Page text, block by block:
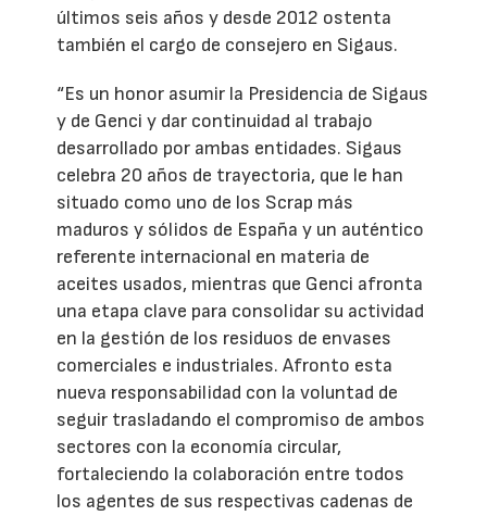
últimos seis años y desde 2012 ostenta
también el cargo de consejero en Sigaus.
“Es un honor asumir la Presidencia de Sigaus
y de Genci y dar continuidad al trabajo
desarrollado por ambas entidades. Sigaus
celebra 20 años de trayectoria, que le han
situado como uno de los Scrap más
maduros y sólidos de España y un auténtico
referente internacional en materia de
aceites usados, mientras que Genci afronta
una etapa clave para consolidar su actividad
en la gestión de los residuos de envases
comerciales e industriales. Afronto esta
nueva responsabilidad con la voluntad de
seguir trasladando el compromiso de ambos
sectores con la economía circular,
fortaleciendo la colaboración entre todos
los agentes de sus respectivas cadenas de